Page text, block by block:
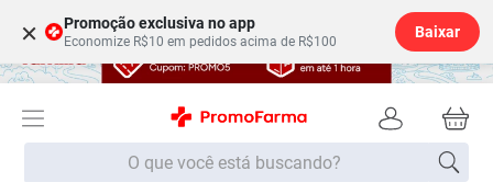
× Promoção exclusiva no app
Economize R$10 em pedidos acima de R$100
Baixar
O que você está buscando?